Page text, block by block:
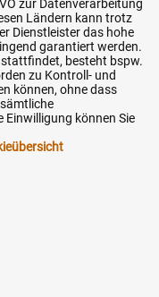
Tag
DE)
zur Datenverarbeitung
Ländern kann trotz
Dienstleister das hohe
garantiert werden.
besteht bspw.
zu Kontroll- und
können, ohne dass
können Sie